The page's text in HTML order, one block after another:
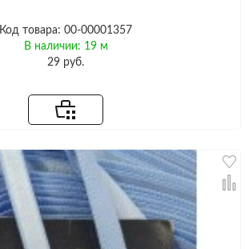
Код товара: 00-00001357
В наличии: 19 м
29 руб.